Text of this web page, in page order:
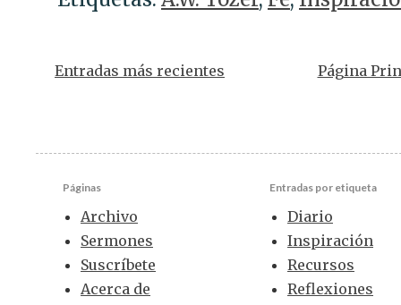
Entradas más recientes Página
Páginas
Archivo
Sermones
Suscríbete
Acerca de
Entradas por etiqueta
Diario
Inspiración
Recursos
Reflexiones